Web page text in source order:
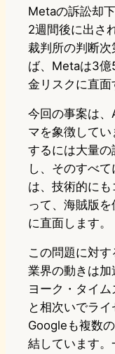
Metaの訴訟却
2週間後に出さ
裁判所の判断
ば、Metaは3億
金リスクに直面
今回の事案は
マを象徴して
するには大量
し、そのすべ
は、技術的に
って、海賊版
に直面します。
この問題に対す
業界の動きは
ヨーク・タイ
と相次いでライ
Googleも複数
結しています